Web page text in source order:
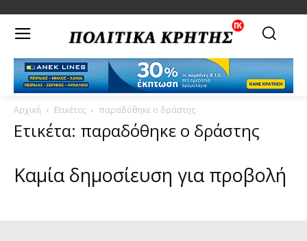
Αρχική Ετικέτες παραδόθηκε ο δράστης
Ετικέτα: παραδόθηκε ο δράστης
Καμία δημοσίευση για προβολή